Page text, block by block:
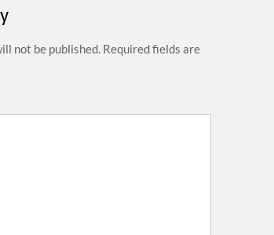
not be published. Required fields are